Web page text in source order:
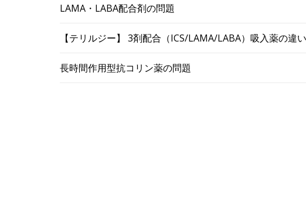
LAMA・LABA配合剤の問題
【テリルジー】 3剤配合（ICS/LAMA/LABA）吸入薬の違
長時間作用型抗コリン薬の問題